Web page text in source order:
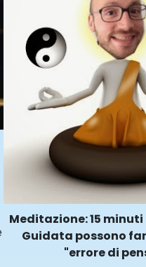
Meditazione: 15
Guidata possono
"errore di